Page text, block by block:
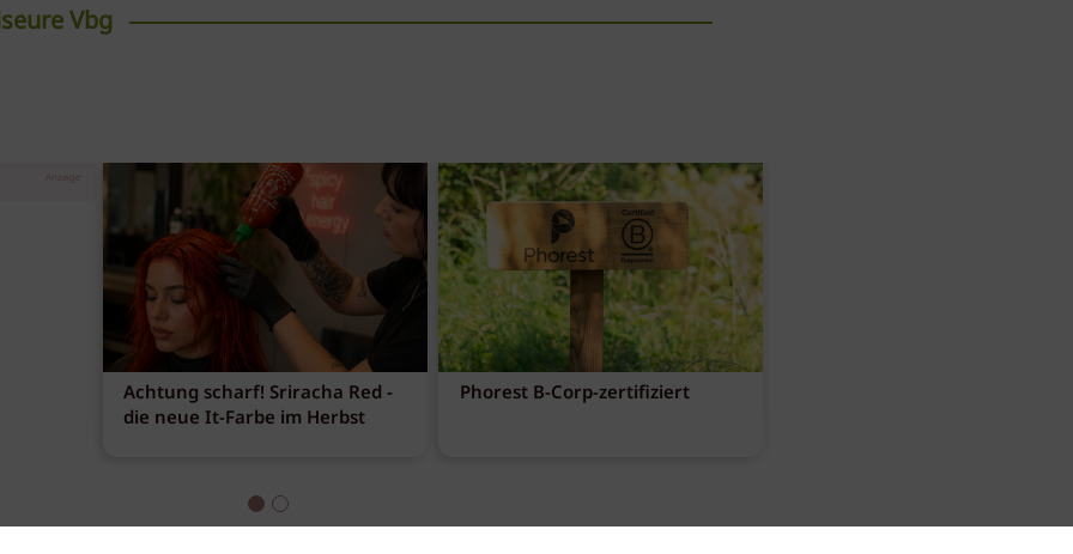
Vbg
19.10.2026 Dornbirn / VBG
Anzeige
Achtung scharf! Sriracha Red -
die neue It-Farbe im Herbst
Phorest B-Corp-zertifiziert